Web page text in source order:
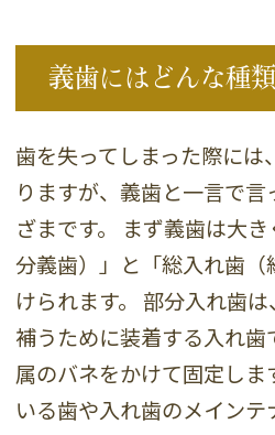
義歯にはどんな種
歯を失ってしまった際に
りますが、義歯と一言で
ざまです。 まず義歯は大
分義歯）」と「総入れ歯
けられます。 部分入れ歯
補うために装着する入れ
属のバネをかけて固定しま
いる歯や入れ歯のメイン